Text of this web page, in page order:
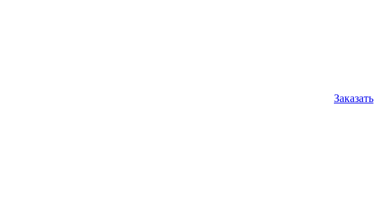
Заказать